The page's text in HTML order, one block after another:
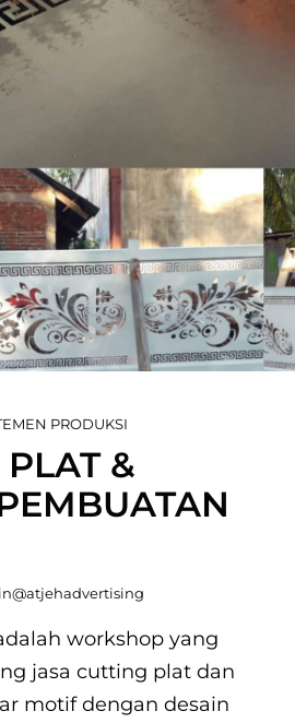
PRODUKSI
&
workshop yang
jasa cutting plat dan
motif dengan desain